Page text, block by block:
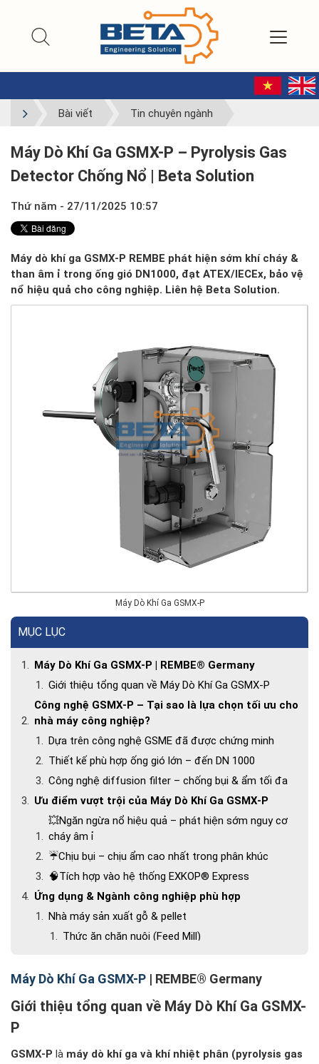
Bài viết Tin chuyên ngành
Máy Dò Khí Ga GSMX-P – Pyrolysis Gas
Detector Chống Nổ | Beta Solution
Thứ năm - 27/11/2025 10:57
Máy dò khí ga GSMX-P REMBE phát hiện sớm khí cháy &
than âm ỉ trong ống gió DN1000, đạt ATEX/IECEx, bảo vệ
nổ hiệu quả cho công nghiệp. Liên hệ Beta Solution.
Máy Dò Khí Ga GSMX-P
MỤC LỤC
Máy Dò Khí Ga GSMX-P | REMBE® Germany
Giới thiệu tổng quan về Máy Dò Khí Ga GSMX-P
Công nghệ GSMX-P – Tại sao là lựa chọn tối ưu cho
nhà máy công nghiệp?
Dựa trên công nghệ GSME đã được chứng minh
Thiết kế phù hợp ống gió lớn – đến DN 1000
Công nghệ diffusion filter – chống bụi & ẩm tối đa
Ưu điểm vượt trội của Máy Dò Khí Ga GSMX-P
💥Ngăn ngừa nổ hiệu quả – phát hiện sớm nguy cơ
cháy âm ỉ
☔Chịu bụi – chịu ẩm cao nhất trong phân khúc
🧠Tích hợp vào hệ thống EXKOP® Express
Ứng dụng & Ngành công nghiệp phù hợp
Nhà máy sản xuất gỗ & pellet
Thức ăn chăn nuôi (Feed Mill)
Hóa chất – Dược phẩm
LNG, dầu khí, năng lượng
Hệ thống vận chuyển khí nén (Pneumatic
Chứng nhận quốc tế của GSMX-P
Máy Dò Khí Ga GSMX-P | REMBE® Germany
Giới thiệu tổng quan về Máy Dò Khí Ga GSMX-
P
GSMX-P là máy dò khí ga và khí nhiệt phân (pyrolysis gas